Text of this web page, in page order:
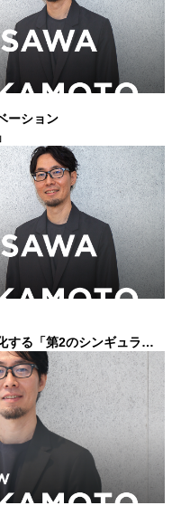
ーション
する「第2のシンギュラリ